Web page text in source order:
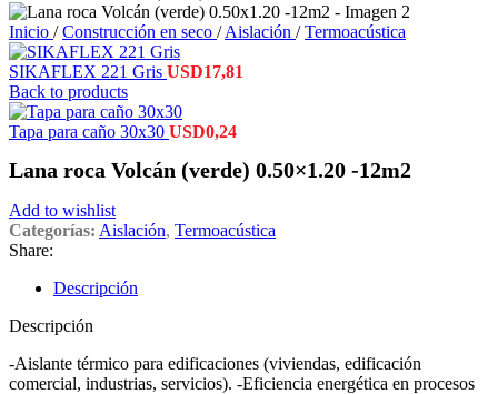
Inicio / Construcción en seco / Aislación / Termoacústica
SIKAFLEX 221 Gris USD17,81
Back to products
Tapa para caño 30x30 USD0,24
Lana roca Volcán (verde) 0.50×1.20 -12m2
Add to wishlist
Categorías: Aislación, Termoacústica
Share:
Descripción
Descripción
-Aislante térmico para edificaciones (viviendas, edificación
comercial, industrias, servicios). -Eficiencia energética en procesos